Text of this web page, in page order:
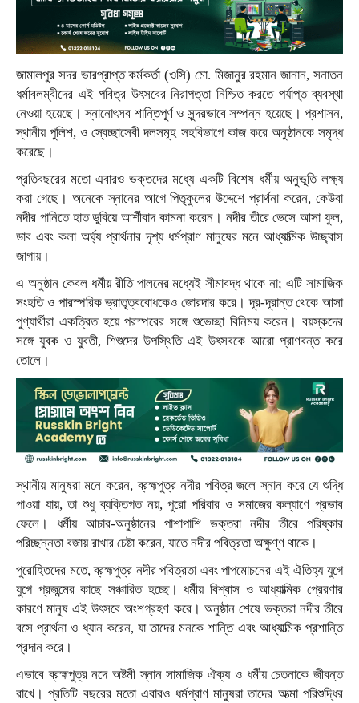
জামালপুর সদর ভারপ্রাপ্ত কর্মকর্তা (ওসি) মো. মিজানুর রহমান জানান, সনাতন
ধর্মাবলম্বীদের এই পবিত্র উৎসবের নিরাপত্তা নিশ্চিত করতে পর্যাপ্ত ব্যবস্থা
নেওয়া হয়েছে। স্নানোৎসব শান্তিপূর্ণ ও সুন্দরভাবে সম্পন্ন হয়েছে। প্রশাসন,
স্থানীয় পুলিশ, ও স্বেচ্ছাসেবী দলসমূহ সহবিভাগে কাজ করে অনুষ্ঠানকে সমৃদ্ধ
করেছে।
প্রতিবছরের মতো এবারও ভক্তদের মধ্যে একটি বিশেষ ধর্মীয় অনুভূতি লক্ষ্য
করা গেছে। অনেকে স্নানের আগে পিতৃকুলের উদ্দেশে প্রার্থনা করেন, কেউবা
নদীর পানিতে হাত ডুবিয়ে আর্শীবাদ কামনা করেন। নদীর তীরে ভেসে আসা ফুল,
ডাব এবং কলা অর্ঘ্য প্রার্থনার দৃশ্য ধর্মপ্রাণ মানুষের মনে আধ্যাত্মিক উচ্ছ্বাস
জাগায়।
এ অনুষ্ঠান কেবল ধর্মীয় রীতি পালনের মধ্যেই সীমাবদ্ধ থাকে না; এটি সামাজিক
সংহতি ও পারস্পরিক ভ্রাতৃত্ববোধকেও জোরদার করে। দূর-দূরান্ত থেকে আসা
পুণ্যার্থীরা একত্রিত হয়ে পরস্পরের সঙ্গে শুভেচ্ছা বিনিময় করেন। বয়স্কদের
সঙ্গে যুবক ও যুবতী, শিশুদের উপস্থিতি এই উৎসবকে আরো প্রাণবন্ত করে
তোলে।
স্থানীয় মানুষরা মনে করেন, ব্রহ্মপুত্র নদীর পবিত্র জলে স্নান করে যে শুদ্ধি
পাওয়া যায়, তা শুধু ব্যক্তিগত নয়, পুরো পরিবার ও সমাজের কল্যাণে প্রভাব
ফেলে। ধর্মীয় আচার-অনুষ্ঠানের পাশাপাশি ভক্তরা নদীর তীরে পরিষ্কার
পরিচ্ছন্নতা বজায় রাখার চেষ্টা করেন, যাতে নদীর পবিত্রতা অক্ষুণ্ণ থাকে।
পুরোহিতদের মতে, ব্রহ্মপুত্র নদীর পবিত্রতা এবং পাপমোচনের এই ঐতিহ্য যুগে
যুগে প্রজন্মের কাছে সঞ্চারিত হচ্ছে। ধর্মীয় বিশ্বাস ও আধ্যাত্মিক প্রেরণার
কারণে মানুষ এই উৎসবে অংশগ্রহণ করে। অনুষ্ঠান শেষে ভক্তরা নদীর তীরে
বসে প্রার্থনা ও ধ্যান করেন, যা তাদের মনকে শান্তি এবং আধ্যাত্মিক প্রশান্তি
প্রদান করে।
এভাবে ব্রহ্মপুত্র নদে অষ্টমী স্নান সামাজিক ঐক্য ও ধর্মীয় চেতনাকে জীবন্ত
রাখে। প্রতিটি বছরের মতো এবারও ধর্মপ্রাণ মানুষরা তাদের আত্মা পরিশুদ্ধির